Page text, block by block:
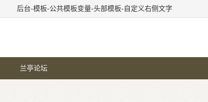
后台-模板-公共模板变量-头部模板-自定义右侧文字
兰亭论坛